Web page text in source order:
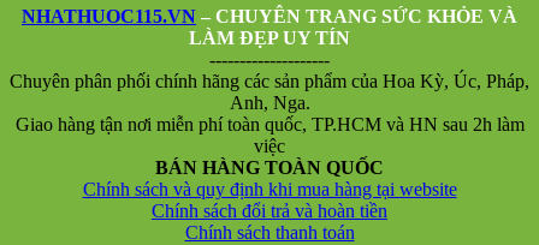
NHATHUOC115.VN – CHUYÊN TRANG SỨC KHỎE VÀ
LÀM ĐẸP UY TÍN
--------------------
Chuyên phân phối chính hãng các sản phẩm của Hoa Kỳ, Úc, Pháp,
Anh, Nga.
Giao hàng tận nơi miễn phí toàn quốc, TP.HCM và HN sau 2h làm
việc
BÁN HÀNG TOÀN QUỐC
Chính sách và quy định khi mua hàng tại website
Chính sách đổi trả và hoàn tiền
Chính sách thanh toán